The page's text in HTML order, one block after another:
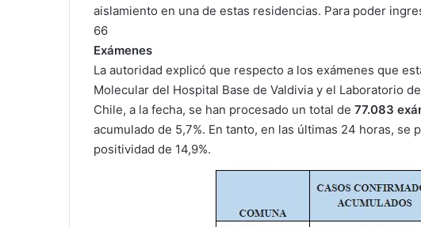
aislamiento en una de estas residencias. Para poder
66
Exámenes
La autoridad explicó que respecto a los exámenes que
Molecular del Hospital Base de Valdivia y el Laboratorio
Chile, a la fecha, se han procesado un total de 77.083
acumulado de 5,7%. En tanto, en las últimas 24 horas, se
positividad de 14,9%.